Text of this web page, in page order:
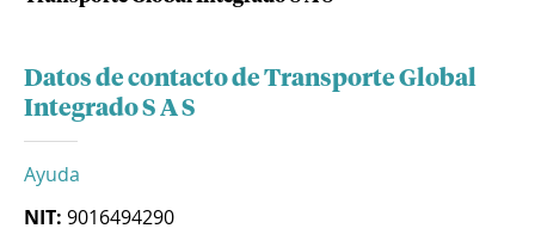
Datos de contacto de Transporte Global
Integrado S A S
Ayuda
NIT: 9016494290